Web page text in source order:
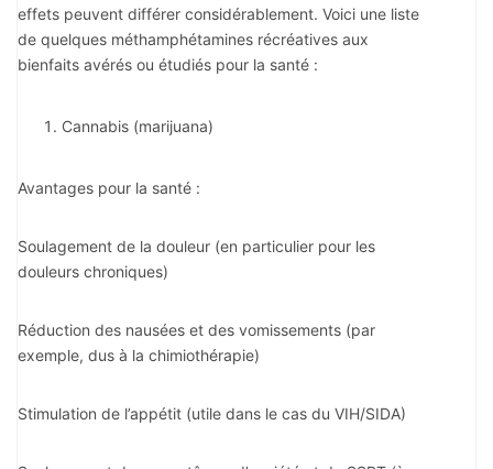
effets peuvent différer considérablement. Voici une liste
de quelques méthamphétamines récréatives aux
bienfaits avérés ou étudiés pour la santé :
Cannabis (marijuana)
Avantages pour la santé :
Soulagement de la douleur (en particulier pour les
douleurs chroniques)
Réduction des nausées et des vomissements (par
exemple, dus à la chimiothérapie)
Stimulation de l’appétit (utile dans le cas du VIH/SIDA)